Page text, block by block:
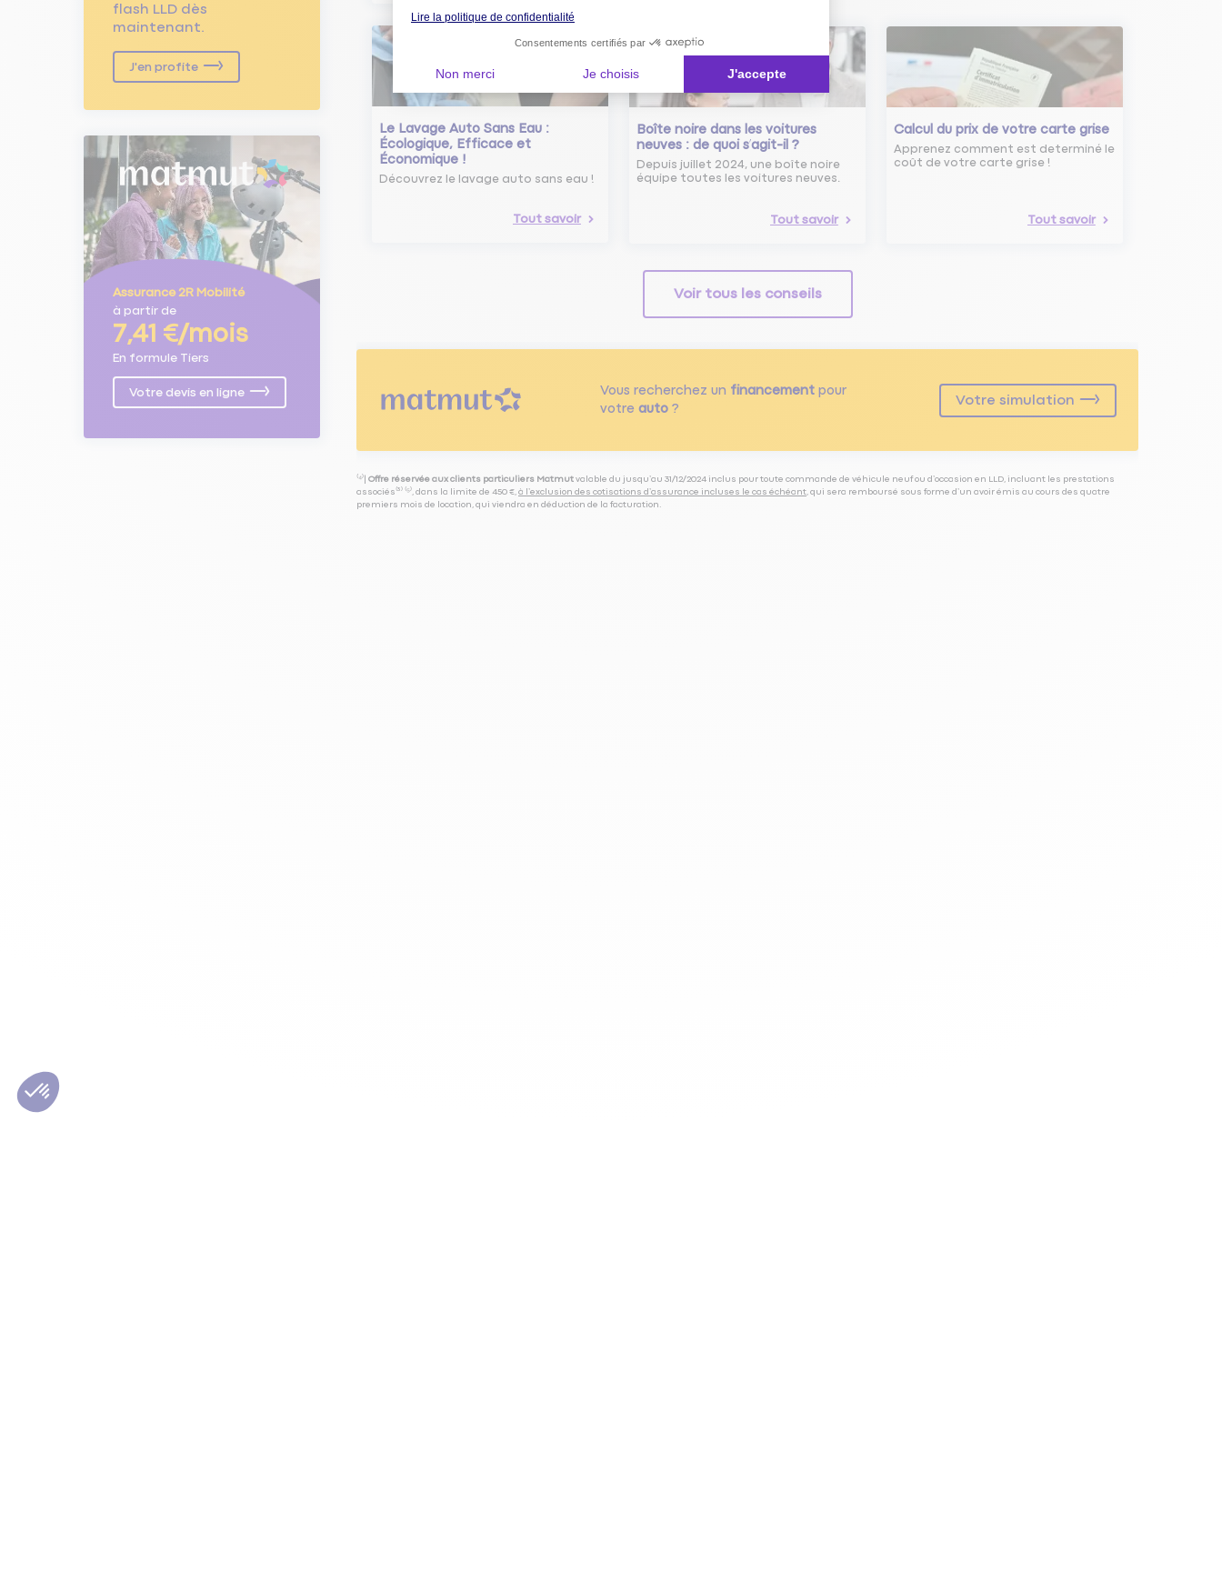
flash LLD dès
maintenant.
J'en profite
Assurance 2R Mobilité
à partir de
7,41 €/mois
En formule Tiers
Votre devis en ligne
Le Lavage Auto Sans Eau :
Écologique, Efficace et
Économique !
Découvrez le lavage auto sans eau !
Tout savoir
Boîte noire dans les voitures
neuves : de quoi s’agit-il ?
Depuis juillet 2024, une boîte noire
équipe toutes les voitures neuves.
Tout savoir
Calcul du prix de votre carte grise
Apprenez comment est determiné le
coût de votre carte grise !
Tout savoir
Voir tous les conseils
Vous recherchez un financementpour
votre auto?
Votre simulation
⁽⁴⁾| Offre réservée aux clients particuliers Matmut valable du jusqu’au 31/12/2024 inclus pour toute commande de véhicule neuf ou d’occasion en LLD, incluant les prestations
associés⁽³⁾ ⁽⁵⁾, dans la limite de 450 €, à l’exclusion des cotisations d’assurance incluses le cas échéant, qui sera remboursé sous forme d’un avoir émis au cours des quatre
premiers mois de location, qui viendra en déduction de la facturation.
Lire la politique de confidentialité
Consentements certifiés par
Non merci Je choisis J'accepte